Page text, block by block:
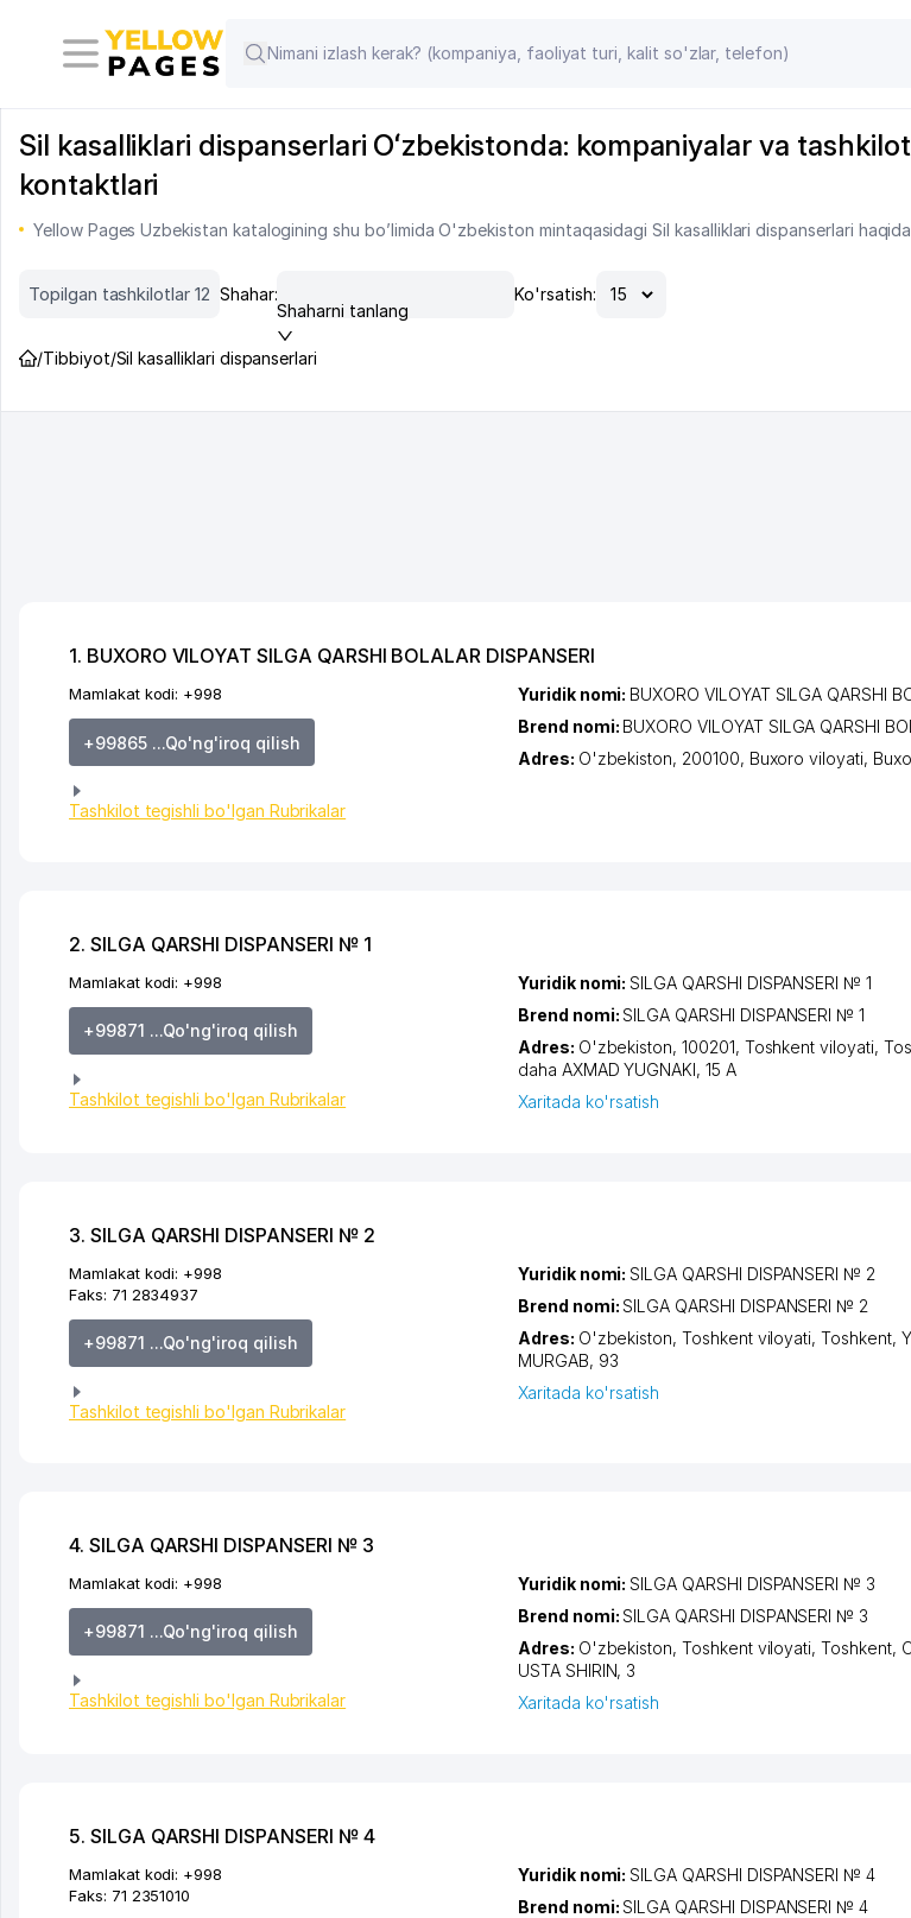
Sil kasalliklari dispanserlari Oʻzbekistonda: kompaniyalar va
kontaktlari
Yellow Pages Uzbekistan katalogining shu bo’limida O'zbekiston mintaqasidagi Sil kasalliklari dispanserlari
Topilgan tashkilotlar 12 Shahar:
Shaharni tanlang
Ko'rsatish:
/Tibbiyot/Sil kasalliklari dispanserlari
1. BUXORO VILOYAT SILGA QARSHI BOLALAR DISPANSERI
Mamlakat kodi: +998
+99865 ...Qo'ng'iroq qilish
Tashkilot tegishli bo'lgan Rubrikalar
Yuridik nomi: BUXORO VILOYAT SILGA QARSHI
Brend nomi: BUXORO VILOYAT SILGA QARSHI
Adres: O'zbekiston, 200100, Buxoro viloyati,
2. SILGA QARSHI DISPANSERI № 1
Mamlakat kodi: +998
+99871 ...Qo'ng'iroq qilish
Tashkilot tegishli bo'lgan Rubrikalar
Yuridik nomi:SILGA QARSHI DISPANSERI № 1
Brend nomi:SILGA QARSHI DISPANSERI № 1
Adres: O'zbekiston, 100201, Toshkent viloyati,
daha AXMAD YUGNAKI, 15 А
Xaritada ko'rsatish
3. SILGA QARSHI DISPANSERI № 2
Mamlakat kodi: +998
Faks: 71 2834937
+99871 ...Qo'ng'iroq qilish
Tashkilot tegishli bo'lgan Rubrikalar
Yuridik nomi:SILGA QARSHI DISPANSERI № 2
Brend nomi:SILGA QARSHI DISPANSERI № 2
Adres: O'zbekiston,Toshkent viloyati,Toshkent,
MURGAB, 93
Xaritada ko'rsatish
4. SILGA QARSHI DISPANSERI № 3
Mamlakat kodi: +998
+99871 ...Qo'ng'iroq qilish
Tashkilot tegishli bo'lgan Rubrikalar
Yuridik nomi:SILGA QARSHI DISPANSERI № 3
Brend nomi:SILGA QARSHI DISPANSERI № 3
Adres: O'zbekiston,Toshkent viloyati,Toshkent,
USTA SHIRIN, 3
Xaritada ko'rsatish
5. SILGA QARSHI DISPANSERI № 4
Mamlakat kodi: +998
Faks: 71 2351010
Yuridik nomi:SILGA QARSHI DISPANSERI № 4
Brend nomi:SILGA QARSHI DISPANSERI № 4